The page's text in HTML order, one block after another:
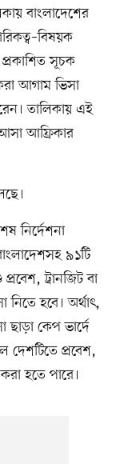
বাংলাদেশের
প্রকাশিত সূচক
আগাম ভিসা
তালিকায় এই
আফ্রিকার
নির্দেশনা
৯১টি
ট্রানজিট বা
নিতে হবে। অর্থাৎ,
ছাড়া কেপ ভার্দে
দেশটিতে প্রবেশ,
করা হতে পারে।